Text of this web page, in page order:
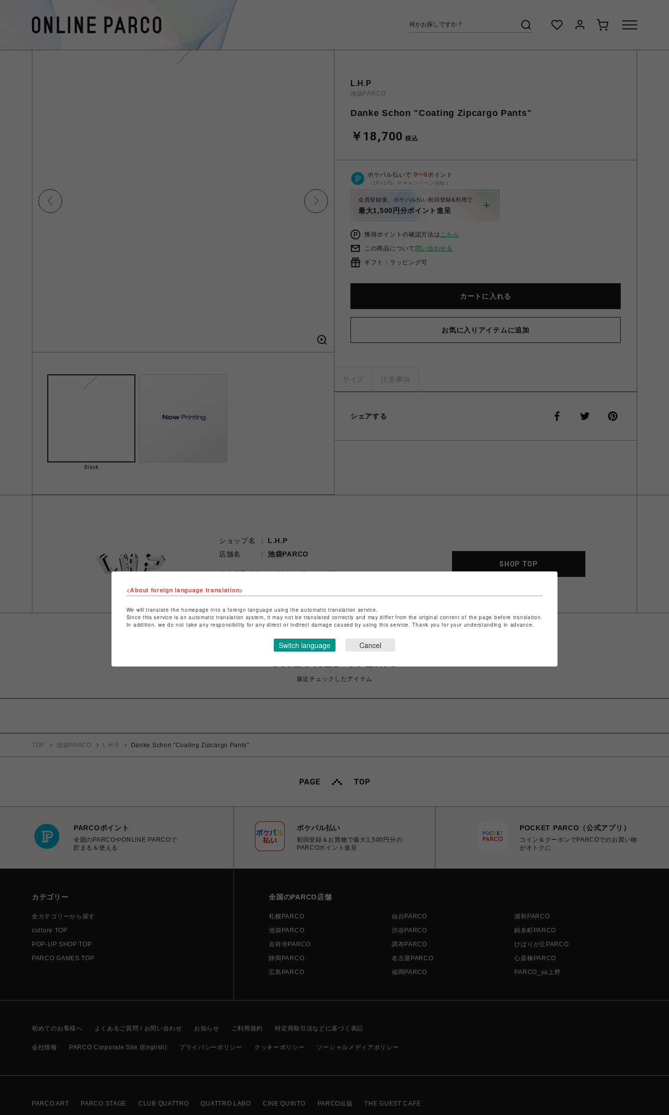
Black
L.H.P
池袋PARCO
Danke Schon "Coating Zipcargo Pants"
￥18,700 税込
ポケパル払いで 0〜0ポイント
（1P=1円）※キャンペーン分除く
会員登録後、ポケパル払い初回登録&利用で
最大1,500円分ポイント進呈
獲得ポイントの確認方法はこちら
この商品について 問い合わせる
ギフト：ラッピング可
カートに入れる
お気に入りアイテムに追加
サイズ 注意事項
シェアする
ショップ名
L.H.P
店舗名
池袋PARCO
特定商取引法など法令に基づく表記はこちら
ショップお問い合わせは
SHOP TOP
最近チェックしたアイテム
TOP 池袋PARCO L.H.P Danke Schon "Coating Zipcargo Pants"
PARCOポイント
全国のPARCOやONLINE PARCOで
貯まる＆使える
ポケパル払い
初回登録＆お買物で最大1,500円分の
PARCOポイント進呈
POCKET PARCO（公式アプリ）
コイン＆クーポンでPARCOでのお買い物
がオトクに
カテゴリー
全カテゴリーから探す
culture TOP
POP-UP SHOP TOP
PARCO GAMES TOP
全国のPARCO店舗
札幌PARCO 仙台PARCO
浦和PARCO
池袋PARCO
渋谷PARCO
錦糸町PARCO
吉祥寺PARCO
調布PARCO
ひばりが丘PARCO
静岡PARCO
名古屋PARCO
心斎橋PARCO
広島PARCO
福岡PARCO PARCO_ya上野
初めてのお客様へ よくあるご質問 / お問い合わせ お知らせ ご利用規約 特定商取引法などに基づく表記
会社情報 PARCO Corporate Site (English) プライバシーポリシー クッキーポリシー ソーシャルメディアポリシー
PARCO ART PARCO STAGE CLUB QUATTRO QUATTRO LABO CINE QUINTO PARCO出版 THE GUEST CAFE
<About foreign language translation>
We will translate the homepage into a foreign language using the automatic translation service.
Since this service is an automatic translation system, it may not be translated correctly and may differ from the original content of the page before translation.
In addition, we do not take any responsibility for any direct or indirect damage caused by using this service. Thank you for your understanding in advance.
Switch language Cancel